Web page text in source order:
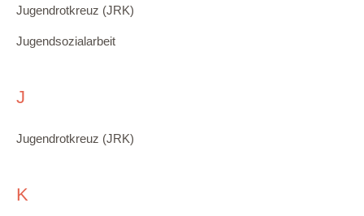
Jugendrotkreuz (JRK)
Jugendsozialarbeit
J
Jugendrotkreuz (JRK)
K